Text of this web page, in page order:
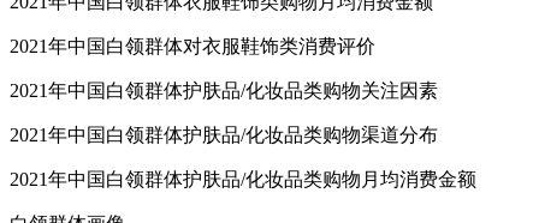
2021年中国白领群体对衣服鞋饰类消费评价
2021年中国白领群体护肤品/化妆品类购物关注因素
2021年中国白领群体护肤品/化妆品类购物渠道分布
2021年中国白领群体护肤品/化妆品类购物月均消费金额